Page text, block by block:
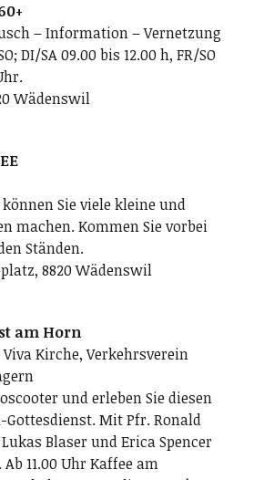
– Information – Vernetzung
DI/SA 09.00 bis 12.00 h, FR/SO
Wädenswil
Sie viele kleine und
machen. Kommen Sie vorbei
Ständen.
8820 Wädenswil
am Horn
Kirche, Verkehrsverein
und erleben Sie diesen
Mit Pfr. Ronald
Blaser und Erica Spencer
11.00 Uhr Kaffee am